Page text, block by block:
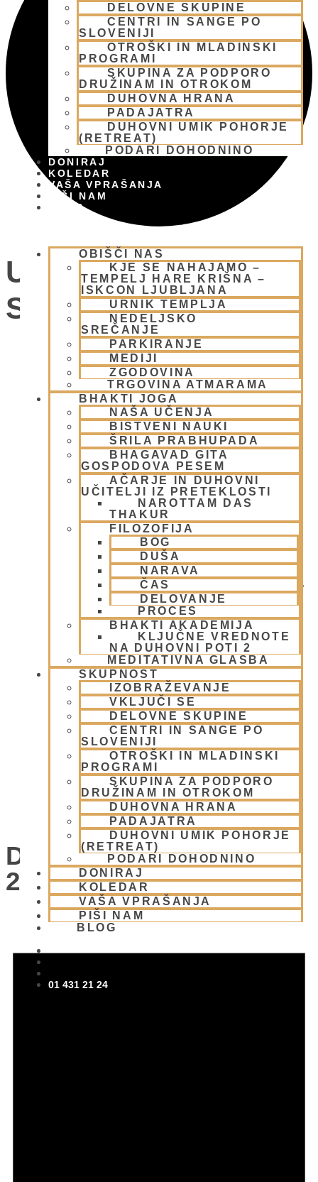
DELOVNE SKUPINE
CENTRI IN SANGE PO
SLOVENIJI
OTROŠKI IN MLADINSKI
PROGRAMI
SKUPINA ZA PODPORO
DRUŽINAM IN OTROKOM
DUHOVNA HRANA
PADAJATRA
DUHOVNI UMIK POHORJE
(RETREAT)
PODARI DOHODNINO
DONIRAJ
KOLEDAR
VAŠA VPRAŠANJA
PIŠI NAM
BLOG
OBIŠČI NAS
KJE SE NAHAJAMO –
TEMPELJ HARE KRIŠNA –
ISKCON LJUBLJANA
URNIK TEMPLJA
NEDELJSKO
SREČANJE
PARKIRANJE
MEDIJI
ZGODOVINA
TRGOVINA ATMARAMA
BHAKTI JOGA
NAŠA UČENJA
BISTVENI NAUKI
ŠRILA PRABHUPADA
BHAGAVAD GITA
GOSPODOVA PESEM
AČARJE IN DUHOVNI
UČITELJI IZ PRETEKLOSTI
NAROTTAM DAS
THAKUR
FILOZOFIJA
BOG
DUŠA
NARAVA
ČAS
DELOVANJE
PROCES
BHAKTI AKADEMIJA
KLJUČNE VREDNOTE
NA DUHOVNI POTI 2
MEDITATIVNA GLASBA
SKUPNOST
IZOBRAŽEVANJE
VKLJUČI SE
DELOVNE SKUPINE
CENTRI IN SANGE PO
SLOVENIJI
OTROŠKI IN MLADINSKI
PROGRAMI
SKUPINA ZA PODPORO
DRUŽINAM IN OTROKOM
DUHOVNA HRANA
PADAJATRA
DUHOVNI UMIK POHORJE
(RETREAT)
PODARI DOHODNINO
DONIRAJ
KOLEDAR
VAŠA VPRAŠANJA
PIŠI NAM
BLOG
01 431 21 24
UMIK POHORJE
SMOLNIK
Dogodki
UMIK POHORJE SMOLNIK
Dogodki For 11 Junija,
2026